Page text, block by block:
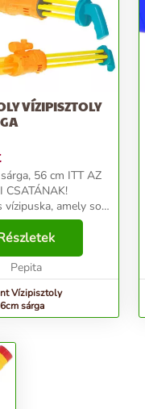
VÍZIPISZTOLY
56 cm ITT AZ
CSATÁNAK!
vízipuska, amely sok
egy kis hűsítést
napokon!
játék a kertben, a
Pepita
Vízipisztoly
sárga